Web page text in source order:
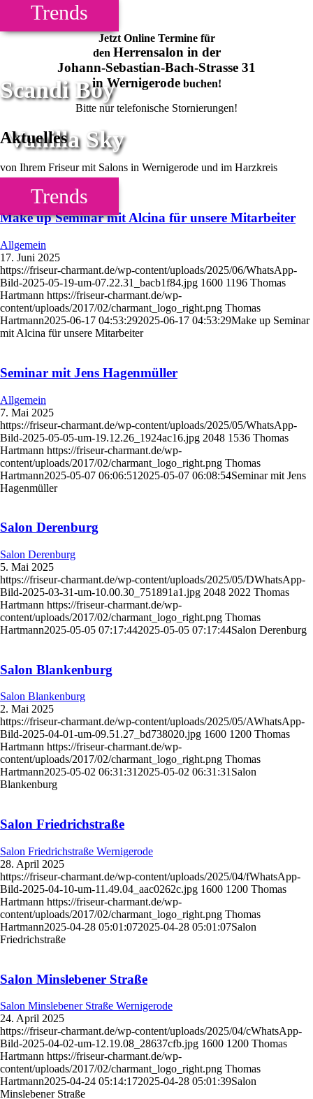
Trends
Scandi Boy
Vanilla Sky
Trends
Jetzt Online Termine für
den Herrensalon in der
Johann-Sebastian-Bach-Strasse 31
in Wernigerodebuchen!
Bitte nur telefonische Stornierungen!
Aktuelles
von Ihrem Friseur mit Salons in Wernigerode und im Harzkreis
Make up Seminar mit Alcina für unsere Mitarbeiter
Allgemein
17. Juni 2025
https://friseur-charmant.de/wp-content/uploads/2025/06/WhatsApp-
Bild-2025-05-19-um-07.22.31_bacb1f84.jpg 1600 1196 Thomas
Hartmann https://friseur-charmant.de/wp-
content/uploads/2017/02/charmant_logo_right.png Thomas
Hartmann2025-06-17 04:53:292025-06-17 04:53:29Make up Seminar
mit Alcina für unsere Mitarbeiter
Seminar mit Jens Hagenmüller
Allgemein
7. Mai 2025
https://friseur-charmant.de/wp-content/uploads/2025/05/WhatsApp-
Bild-2025-05-05-um-19.12.26_1924ac16.jpg 2048 1536 Thomas
Hartmann https://friseur-charmant.de/wp-
content/uploads/2017/02/charmant_logo_right.png Thomas
Hartmann2025-05-07 06:06:51 2025-05-07 06:08:54Seminar mit Jens
Hagenmüller
Salon Derenburg
Salon Derenburg
5. Mai 2025
https://friseur-charmant.de/wp-content/uploads/2025/05/DWhatsApp-
Bild-2025-03-31-um-10.00.30_751891a1.jpg 2048 2022 Thomas
Hartmann https://friseur-charmant.de/wp-
content/uploads/2017/02/charmant_logo_right.png Thomas
Hartmann2025-05-05 07:17:442025-05-05 07:17:44Salon Derenburg
Salon Blankenburg
Salon Blankenburg
2. Mai 2025
https://friseur-charmant.de/wp-content/uploads/2025/05/AWhatsApp-
Bild-2025-04-01-um-09.51.27_bd738020.jpg 1600 1200 Thomas
Hartmann https://friseur-charmant.de/wp-
content/uploads/2017/02/charmant_logo_right.png Thomas
Hartmann2025-05-02 06:31:312025-05-02 06:31:31Salon
Blankenburg
Salon Friedrichstraße
Salon Friedrichstraße Wernigerode
28. April 2025
https://friseur-charmant.de/wp-content/uploads/2025/04/fWhatsApp-
Bild-2025-04-10-um-11.49.04_aac0262c.jpg 1600 1200 Thomas
Hartmann https://friseur-charmant.de/wp-
content/uploads/2017/02/charmant_logo_right.png Thomas
Hartmann2025-04-28 05:01:072025-04-28 05:01:07Salon
Friedrichstraße
Salon Minslebener Straße
Salon Minslebener Straße Wernigerode
24. April 2025
https://friseur-charmant.de/wp-content/uploads/2025/04/cWhatsApp-
Bild-2025-04-02-um-12.19.08_28637cfb.jpg 1600 1200 Thomas
Hartmann https://friseur-charmant.de/wp-
content/uploads/2017/02/charmant_logo_right.png Thomas
Hartmann2025-04-24 05:14:172025-04-28 05:01:39Salon
Minslebener Straße